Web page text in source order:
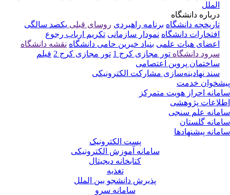
الملل
درباره دانشگاه
تاریخچه دانشگاه برنامه راهبردی روسای قبلی یکصد سالگی
افتخارات دانشگاه نمودار سازمانی تکریم ارباب رجوع
اعضای هیات علمی بنیاد خیرین حامی دانشگاه نقشه دانشگاه
سرود دانشگاه تور مجازی کرج 1 تور مجازی کرج 2
فیلم
ساختمان پروین اعتصامی
سند نهادینه‌سازی مشارکت الکترونیکی
پیشخوان خدمت
سامانه احراز هویت متمرکز
اطلاعات پژوهشی
سامانه علم سنجی
سامانه گلستان
سامانه پیشنهادها
پست الکترونیک
سامانه آموزش الکترونیکی
کتابخانه دیجیتال
تغذیه
پذیرش دانشجو بین الملل
سامانه سرو